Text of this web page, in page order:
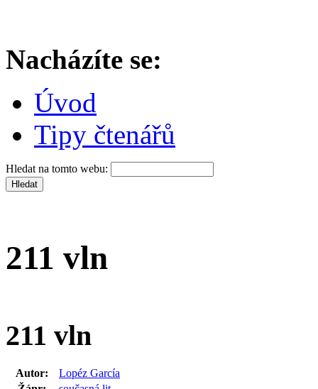
Nacházíte se:
Úvod
Tipy čtenářů
Hledat na tomto webu:
211 vln
211 vln
Autor:
Lopéz García